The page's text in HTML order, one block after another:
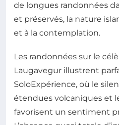
de longues randonnées
et préservés, la nature
et à la contemplation.
Les randonnées sur le
Laugavegur illustrent
SoloExpérience, où le
étendues volcaniques et
favorisent un sentiment